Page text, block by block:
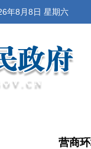
年8月8日 星期六
营商